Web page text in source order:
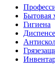
Бытовая
Гигиена